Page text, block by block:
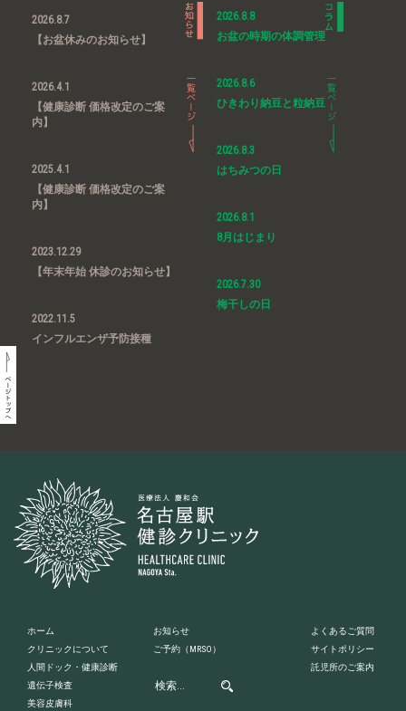
2026.8.7
【お盆休みのお知らせ】
2026.4.1
【健康診断 価格改定のご案
内】
2025.4.1
【健康診断 価格改定のご案
内】
2023.12.29
【年末年始 休診のお知らせ】
2022.11.5
インフルエンザ予防接種
2026.8.8
お盆の時期の体調管理
2026.8.6
ひきわり納豆と粒納豆
2026.8.3
はちみつの日
2026.8.1
8月はじまり
2026.7.30
梅干しの日
ホーム
クリニックについて
人間ドック・健康診断
遺伝子検査
美容皮膚科
お知らせ
ご予約 （MRSO）
よくあるご質問
サイトポリシー
託児所のご案内